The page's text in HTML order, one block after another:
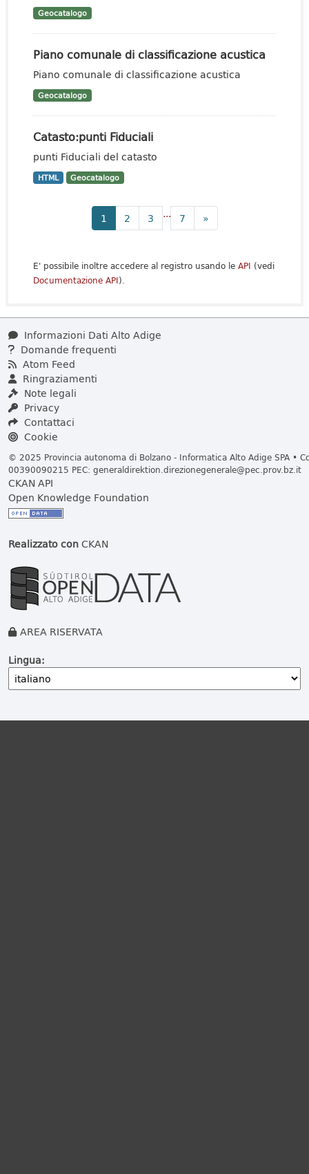
Geocatalogo
Piano comunale di classificazione acustica
Piano comunale di classificazione acustica
Geocatalogo
Catasto:punti Fiduciali
punti Fiduciali del catasto
HTML Geocatalogo
1 2 3 ... 7 »
E' possibile inoltre accedere al registro usando le API (vedi
Documentazione API).
Informazioni Dati Alto Adige
Domande frequenti
Atom Feed
Ringraziamenti
Note legali
Privacy
Contattaci
Cookie
© 2025 Provincia autonoma di Bolzano - Informatica Alto Adige SPA •
00390090215 PEC: generaldirektion.direzionegenerale@pec.prov.bz.it
CKAN API
Open Knowledge Foundation
Realizzato conCKAN
AREA RISERVATA
Lingua